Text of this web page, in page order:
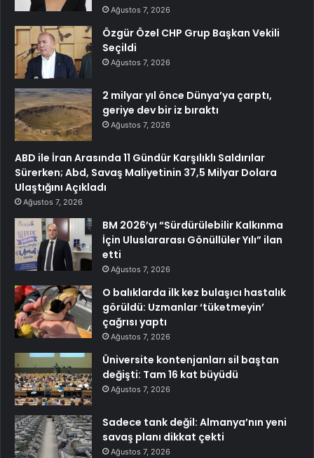
Ağustos 7, 2026
Özgür Özel CHP Grup Başkan Vekili
Seçildi
Ağustos 7, 2026
2 milyar yıl önce Dünya’ya çarptı,
geriye dev bir iz bıraktı
Ağustos 7, 2026
ABD ile İran Arasında 11 Gündür Karşılıklı Saldırılar
Sürerken; Abd, Savaş Maliyetinin 37,5 Milyar Dolara
Ulaştığını Açıkladı
Ağustos 7, 2026
BM 2026’yı “Sürdürülebilir Kalkınma
İçin Uluslararası Gönüllüler Yılı” ilan
etti
Ağustos 7, 2026
O balıklarda ilk kez bulaşıcı hastalık
görüldü: Uzmanlar ‘tüketmeyin’
çağrısı yaptı
Ağustos 7, 2026
Üniversite kontenjanları sil baştan
değişti: Tam 16 kat büyüdü
Ağustos 7, 2026
Sadece tank değil: Almanya’nın yeni
savaş planı dikkat çekti
Ağustos 7, 2026